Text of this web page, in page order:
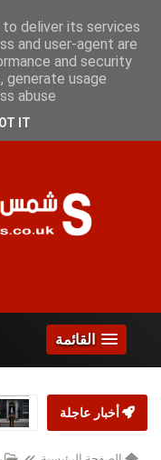
الجمعة 7
الصفحات
القائمة
أخبار عاجلة
deliver its services
and user-agent are
and security
generate usage
abuse.
IT